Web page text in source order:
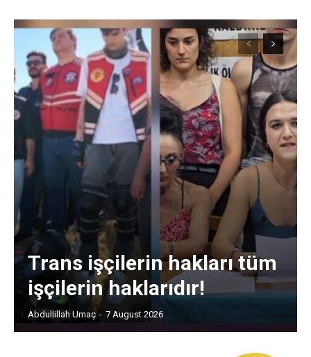
Trans işçilerin hakları tüm
işçilerin haklarıdır!
Abdullillah Umaç - 7 August 2026